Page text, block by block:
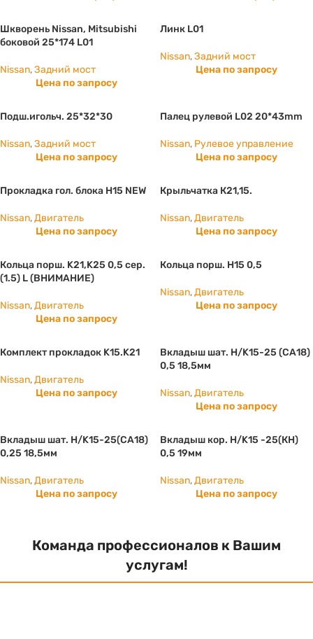
Шкворень Nissan, Mitsubishi
боковой 25*174 L01
Nissan,Задний мост
Цена по запросу
Линк L01
Nissan,Задний мост
Цена по запросу
Подш.игольч. 25*32*30
Nissan,Задний мост
Цена по запросу
Палец рулевой L02 20*43mm
Nissan, Рулевое управление
Цена по запросу
Прокладка гол. блока H15 NEW
Nissan,Двигатель
Цена по запросу
Крыльчатка К21,15.
Nissan,Двигатель
Цена по запросу
Кольца порш. K21,K25 0,5 сер.
(1.5) L (ВНИМАНИЕ)
Nissan,Двигатель
Цена по запросу
Кольца порш. H15 0,5
Nissan,Двигатель
Цена по запросу
Комплект прокладок K15.K21
Nissan,Двигатель
Цена по запросу
Вкладыш шат. Н/K15-25 (СА18)
0,5 18,5мм
Nissan,Двигатель
Цена по запросу
Вкладыш шат. Н/K15-25(СА18)
0,25 18,5мм
Nissan,Двигатель
Цена по запросу
Вкладыш кор. Н/K15 -25(КН)
0,5 19мм
Nissan,Двигатель
Цена по запросу
Команда профессионалов к Вашим
услугам!